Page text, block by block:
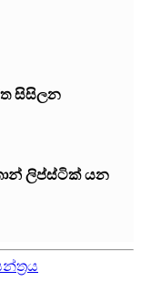
සිසිලන
ලිප්ස්ටික් යන